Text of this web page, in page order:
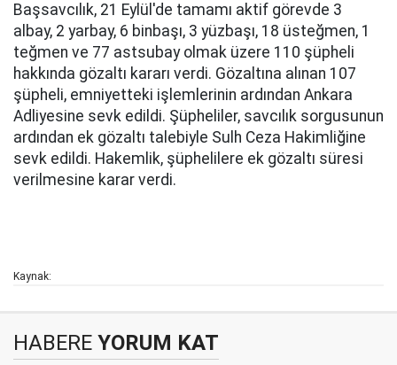
Başsavcılık, 21 Eylül'de tamamı aktif görevde 3
albay, 2 yarbay, 6 binbaşı, 3 yüzbaşı, 18 üsteğmen, 1
teğmen ve 77 astsubay olmak üzere 110 şüpheli
hakkında gözaltı kararı verdi. Gözaltına alınan 107
şüpheli, emniyetteki işlemlerinin ardından Ankara
Adliyesine sevk edildi. Şüpheliler, savcılık sorgusunun
ardından ek gözaltı talebiyle Sulh Ceza Hakimliğine
sevk edildi. Hakemlik, şüphelilere ek gözaltı süresi
verilmesine karar verdi.
Kaynak:
HABERE YORUM KAT